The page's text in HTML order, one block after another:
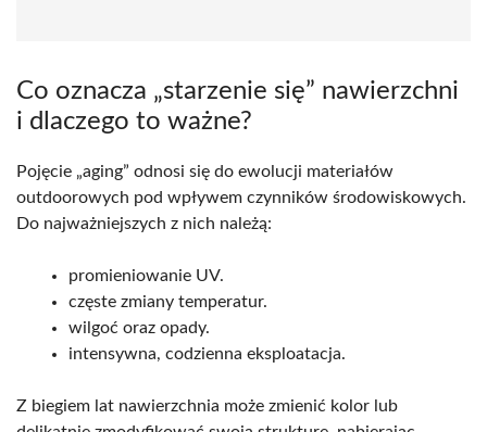
Co oznacza „starzenie się” nawierzchni
i dlaczego to ważne?
Pojęcie „aging” odnosi się do ewolucji materiałów
outdoorowych pod wpływem czynników środowiskowych.
Do najważniejszych z nich należą:
promieniowanie UV.
częste zmiany temperatur.
wilgoć oraz opady.
intensywna, codzienna eksploatacja.
Z biegiem lat nawierzchnia może zmienić kolor lub